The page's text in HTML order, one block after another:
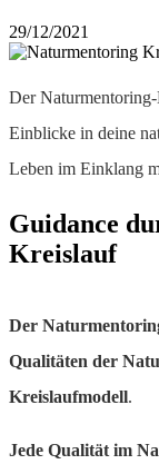
29/12/2021
Der
Einblicke in deine
Leben im Einklang
Guidance
Kreislauf
Der
Qualitäten der
Kreislaufmodell.
Jede Qualität im